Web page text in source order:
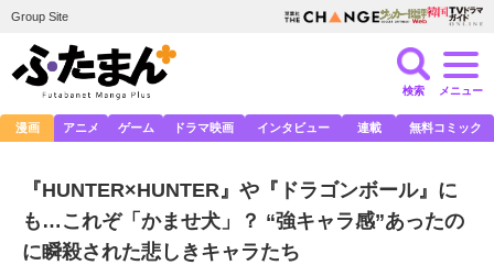
Group Site
検索 メニュー
漫画 アニメ ゲーム ドラマ映画 インタビュー 連載 無料コミック
『HUNTER×HUNTER』や『ドラゴンボール』に
も…これぞ「かませ犬」？ “強キャラ感”あったの
に瞬殺された悲しきキャラたち